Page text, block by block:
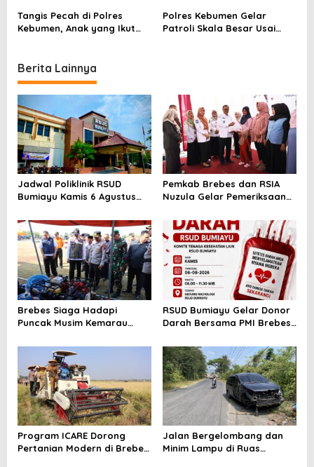
n
Ingatkan Makna Persatuan
Kejahatan
Tangis Pecah di Polres
Kebumen, Anak yang Ikut
Tua
Polres Kebumen Gelar
Patroli Skala Besar Usai
Berita Lainnya
Jadwal Poliklinik RSUD
Bumiayu Kamis 6 Agustus
Dokter Sebelum Berkunjung
Pemkab Brebes dan RSIA
Nuzula Gelar Pemeriksaan
Perkuat Kesehatan Ibu dan
Bayi
Brebes Siaga Hadapi
Puncak Musim Kemarau
Kesiapsiagaan Bencana dan
Karhutla
RSUD Bumiayu Gelar Donor
Darah Bersama PMI Brebes
Indonesia
Program ICARE Dorong
Pertanian Modern di Brebes,
Jalan Bergelombang dan
Minim Lampu di Ruas